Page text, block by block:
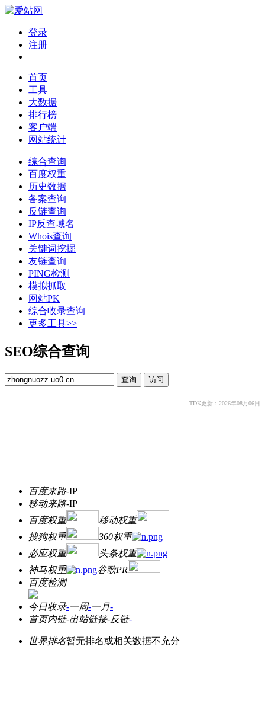
登录
注册
首页
工具
大数据
排行榜
客户端
网站统计
综合查询
百度权重
历史数据
备案查询
反链查询
IP反查域名
Whois查询
关键词挖掘
友链查询
PING检测
模拟抓取
网站PK
综合收录查询
更多工具>>
SEO综合查询
TDK更新：2026年08月06日
百度来路-IP
移动来路-IP
百度权重
移动权重
搜狗权重
360权重
必应权重
头条权重
神马权重
谷歌PR
百度检测
今日收录-一周-一月-
首页内链-出站链接-反链-
世界排名暂无排名或相关数据不充分